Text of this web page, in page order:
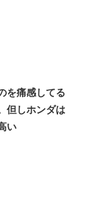
を痛感してる
但しホンダは
い